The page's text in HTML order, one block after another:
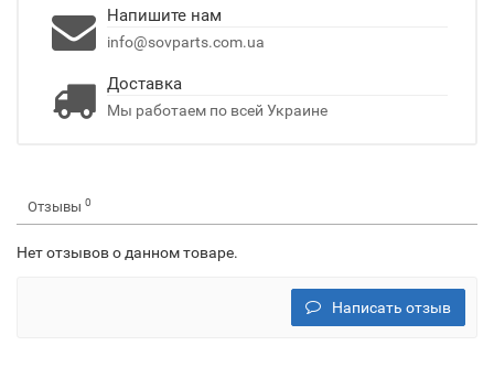
Напишите нам
info@sovparts.com.ua
Доставка
Мы работаем по всей Украине
Отзывы 0
Нет отзывов о данном товаре.
Написать отзыв